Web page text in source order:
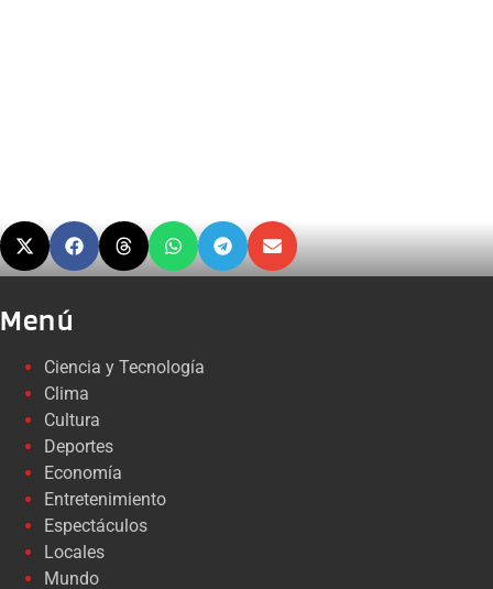
Menú
Ciencia y Tecnología
Clima
Cultura
Deportes
Economía
Entretenimiento
Espectáculos
Locales
Mundo